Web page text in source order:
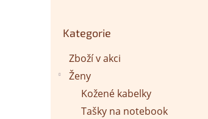
kategorie
Kategorie
Zboží v akci
Ženy
Kožené kabelky
Tašky na notebook